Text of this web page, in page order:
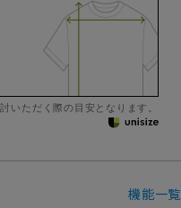
いただく際の目安となります。
機能一覧